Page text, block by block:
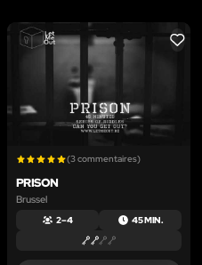
LIKE
(3 commentaires)
PRISON
Brussel
2 – 4 45 MIN.